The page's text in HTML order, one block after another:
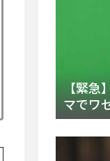
【緊
マでワ
すすめ